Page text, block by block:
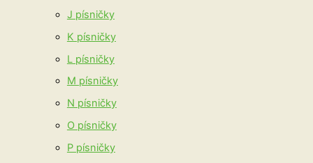
J písničky
K písničky
L písničky
M písničky
N písničky
O písničky
P písničky